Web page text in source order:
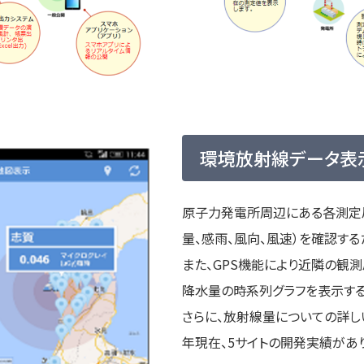
環境放射線データ表
原子力発電所周辺にある各測定
量、感雨、風向、風速）を確認す
また、GPS機能により近隣の観
降水量の時系列グラフを表示す
さらに、放射線量についての詳
年現在、5サイトの開発実績があ